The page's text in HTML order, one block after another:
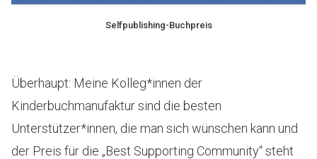
Selfpublishing-Buchpreis
Überhaupt: Meine Kolleg*innen der
Kinderbuchmanufaktur sind die besten
Unterstützer*innen, die man sich wünschen kann und
der Preis für die „Best Supporting Community“ steht